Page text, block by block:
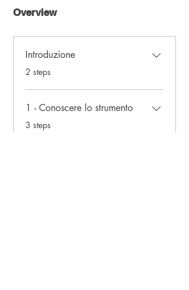
Overview
Introduzione
.2 steps
1 - Conoscere lo strumento
.3 steps